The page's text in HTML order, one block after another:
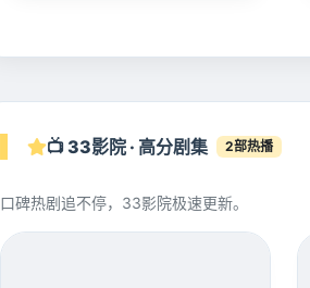
📺 33影院 · 高分剧集 2部热播
口碑热剧追不停，33影院极速更新。